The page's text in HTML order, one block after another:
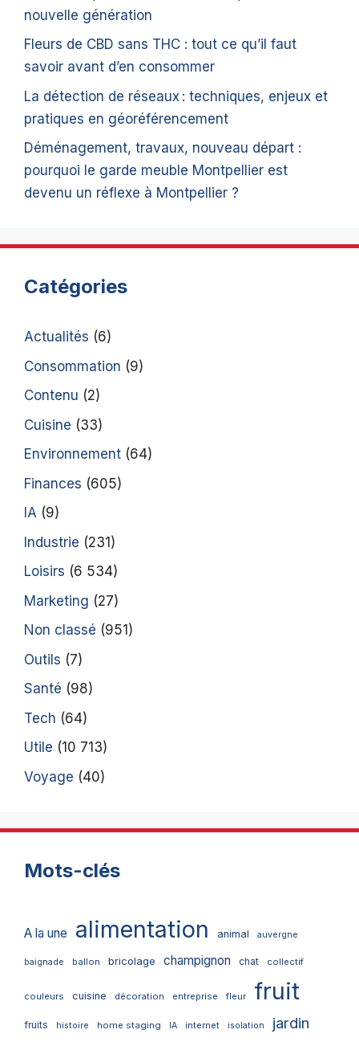
nouvelle génération
Fleurs de CBD sans THC : tout ce qu’il faut
savoir avant d’en consommer
La détection de réseaux : techniques, enjeux et
pratiques en géoréférencement
Déménagement, travaux, nouveau départ :
pourquoi le garde meuble Montpellier est
devenu un réflexe à Montpellier ?
Catégories
Actualités (6)
Consommation (9)
Contenu (2)
Cuisine (33)
Environnement (64)
Finances (605)
IA (9)
Industrie (231)
Loisirs (6 534)
Marketing (27)
Non classé (951)
Outils (7)
Santé (98)
Tech (64)
Utile (10 713)
Voyage (40)
Mots-clés
A la une alimentation animal auvergne
baignade ballon bricolage champignon chat collectif
couleurs cuisine décoration entreprise fleur fruit
fruits histoire home staging IA internet isolation jardin